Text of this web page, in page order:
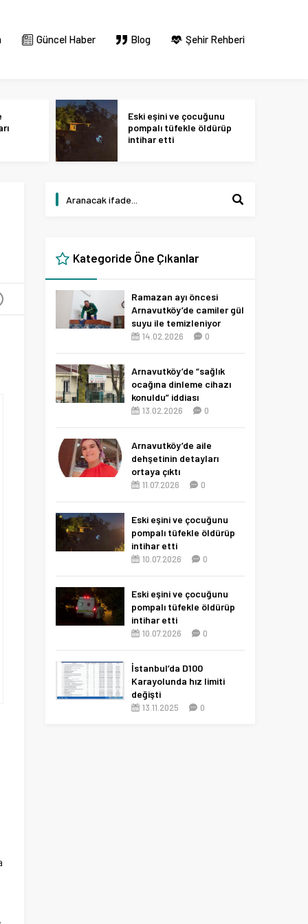
Güncel Haber Blog Şehir Rehberi
Eski eşini ve çocuğunu
pompalı tüfekle öldürüp
intihar etti
Kategoride Öne Çıkanlar
Ramazan ayı öncesi
Arnavutköy’de camiler gül
suyu ile temizleniyor
14.02.2026 0
Arnavutköy’de “sağlık
ocağına dinleme cihazı
konuldu” iddiası
13.02.2026 0
Arnavutköy’de aile
dehşetinin detayları
ortaya çıktı
11.07.2026 0
Eski eşini ve çocuğunu
pompalı tüfekle öldürüp
intihar etti
10.07.2026 0
Eski eşini ve çocuğunu
pompalı tüfekle öldürüp
intihar etti
10.07.2026 0
İstanbul’da D100
Karayolunda hız limiti
değişti
13.11.2025 0